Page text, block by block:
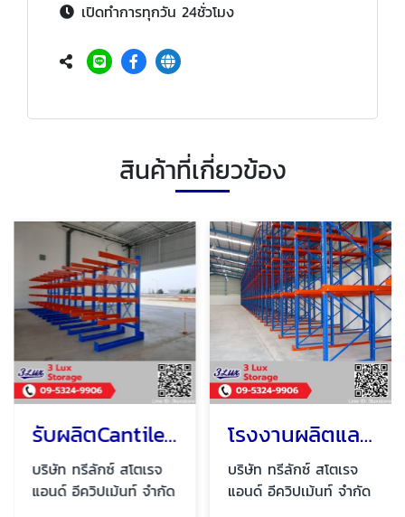
เปิดทำการทุกวัน 24ชั่วโมง
สินค้าที่เกี่ยวข้อง
รับผลิตCantilever rack
บริษัท ทรีลักซ์ สโตเรจ
แอนด์ อีควิปเม้นท์ จำกัด
โรงงานผลิตและออกแบบ Drive in pallet rack
บริษัท ทรีลักซ์ สโตเรจ
แอนด์ อีควิปเม้นท์ จำกัด